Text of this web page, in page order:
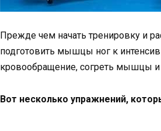
Прежде чем начать тренировку и
подготовить мышцы ног к
кровообращение, согреть мышцы
Вот несколько упражнений,